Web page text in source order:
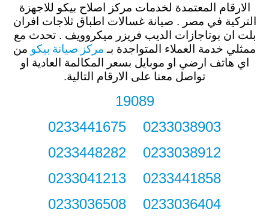
الارقام المعتمدة لخدمات مركز اصلاح بيكو للاجهزة
التركية في مصر . صيانة غسالات اطباق ثلاجات افران
بلت ان بوتاجازات الديب فريزر ميكروويف . تحدث مع
ممثلي خدمة العملاء المتواجدة بـ مركز صيانة بيكو من
اي هاتف ارضي او موبايل بسعر المكالمة العادية او
تواصل معنا على الارقام التالية.
19089
0233038903 0233441675
0233038912 0233448282
0233441858 0233041213
0233036404 0233036508